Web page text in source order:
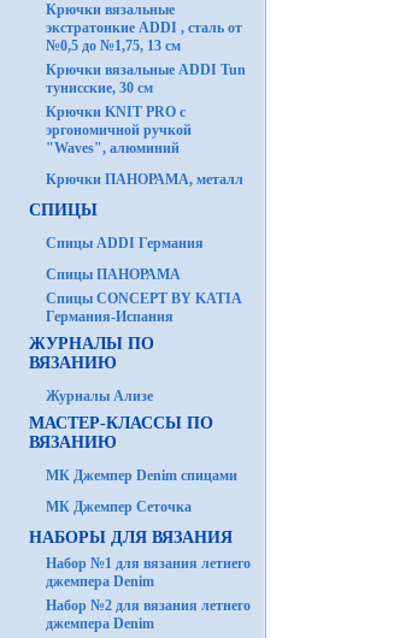
Крючки вязальные
экстратонкие ADDI , сталь от
№0,5 до №1,75, 13 см
Крючки вязальные ADDI Tun
тунисские, 30 см
Крючки KNIT PRO с
эргономичной ручкой
"Waves", алюминий
Крючки ПАНОРАМА, металл
СПИЦЫ
Спицы ADDI Германия
Спицы ПАНОРАМА
Спицы CONCEPT BY KATIA
Германия-Испания
ЖУРНАЛЫ ПО
ВЯЗАНИЮ
Журналы Ализе
МАСТЕР-КЛАССЫ ПО
ВЯЗАНИЮ
МК Джемпер Denim спицами
МК Джемпер Сеточка
НАБОРЫ ДЛЯ ВЯЗАНИЯ
Набор №1 для вязания летнего
джемпера Denim
Набор №2 для вязания летнего
джемпера Denim